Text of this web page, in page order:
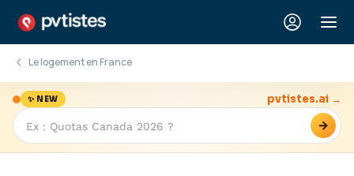
Le logement en France
✨ NEW
→
pvtistes.ai →